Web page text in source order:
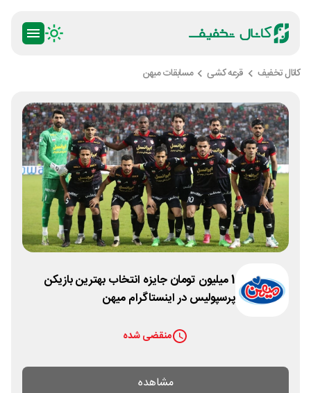
کانال تخفیف قرعه کشی مسابقات میهن
1 میلیون تومان جایزه انتخاب بهترین بازیکن
پرسپولیس در اینستاگرام میهن
منقضی شده
مشاهده